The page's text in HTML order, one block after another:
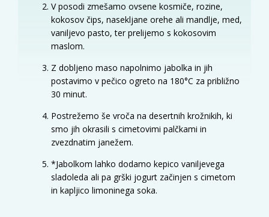
V posodi zmešamo ovsene kosmiče, rozine,
kokosov čips, nasekljane orehe ali mandlje, med,
vaniljevo pasto, ter prelijemo s kokosovim
maslom.
Z dobljeno maso napolnimo jabolka in jih
postavimo v pečico ogreto na 180°C za približno
30 minut.
Postrežemo še vroča na desertnih krožnikih, ki
smo jih okrasili s cimetovimi palčkami in
zvezdnatim janežem.
*Jabolkom lahko dodamo kepico vaniljevega
sladoleda ali pa grški jogurt začinjen s cimetom
in kapljico limoninega soka.